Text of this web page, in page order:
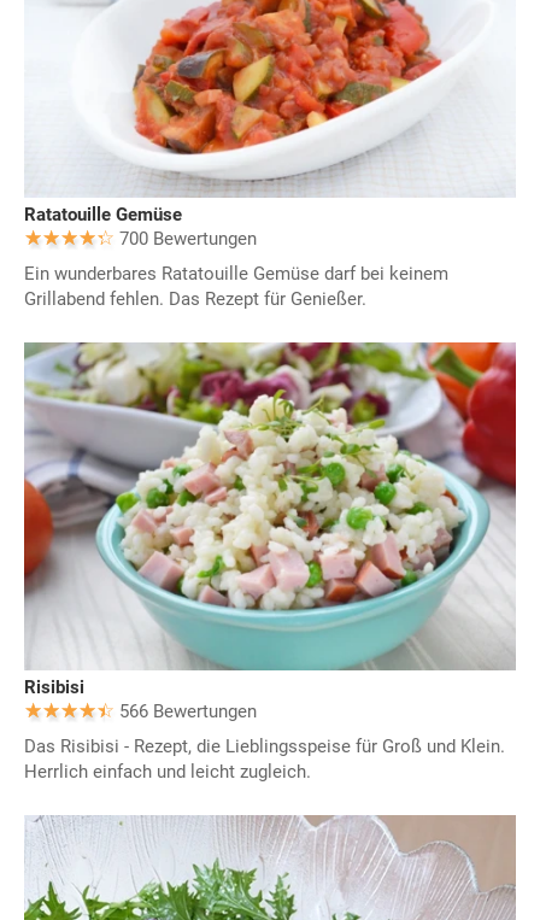
Ratatouille Gemüse
700 Bewertungen
Ein wunderbares Ratatouille Gemüse darf bei keinem
Grillabend fehlen. Das Rezept für Genießer.
Risibisi
566 Bewertungen
Das Risibisi - Rezept, die Lieblingsspeise für Groß und Klein.
Herrlich einfach und leicht zugleich.